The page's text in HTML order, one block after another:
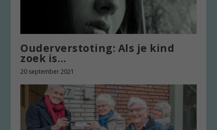
Ouderverstoting: Als je kind
zoek is…
20 september 2021